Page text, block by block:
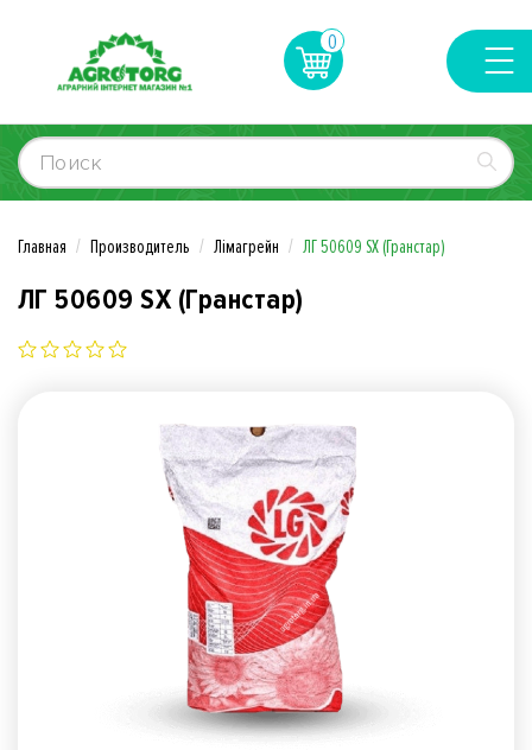
0
Главная Производитель Лімагрейн ЛГ 50609 SX (Гранстар)
ЛГ 50609 SX (Гранстар)